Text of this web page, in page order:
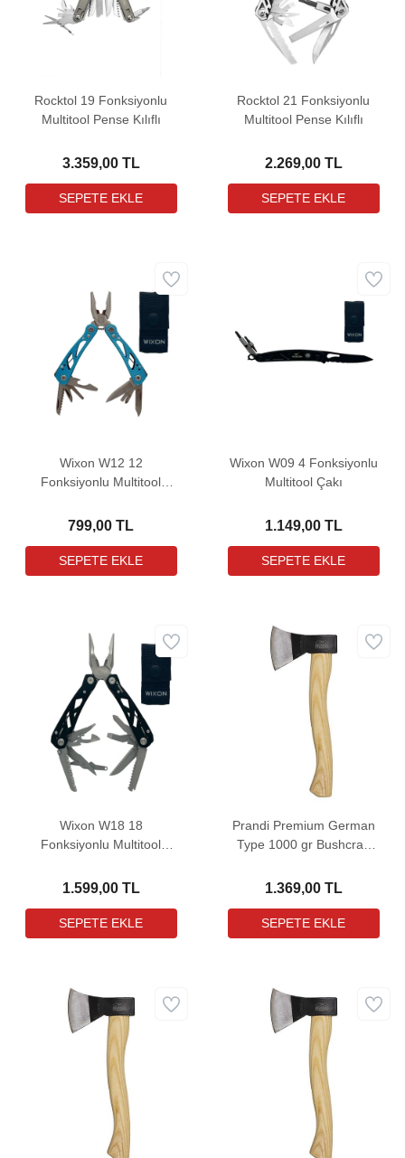
Rocktol 19 Fonksiyonlu
Multitool Pense Kılıflı
3.359,00 TL
Rocktol 21 Fonksiyonlu
Multitool Pense Kılıflı
2.269,00 TL
Wixon W12 12
Fonksiyonlu Multitool
799,00 TL
Wixon W09 4 Fonksiyonlu
Multitool Çakı
1.149,00 TL
Wixon W18 18
Fonksiyonlu Multitool
1.599,00 TL
Prandi Premium German
Type 1000 gr Bushcraft
1.369,00 TL